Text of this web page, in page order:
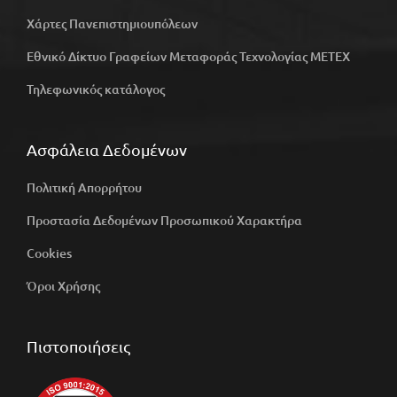
Χάρτες Πανεπιστημιουπόλεων
Εθνικό Δίκτυο Γραφείων Μεταφοράς Τεχνολογίας ΜΕΤΕΧ
Τηλεφωνικός κατάλογος
Ασφάλεια Δεδομένων
Πολιτική Απορρήτου
Προστασία Δεδομένων Προσωπικού Χαρακτήρα
Cookies
Όροι Χρήσης
Πιστοποιήσεις